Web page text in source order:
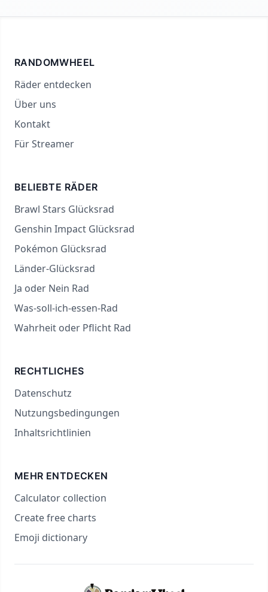
RANDOMWHEEL
Räder entdecken
Über uns
Kontakt
Für Streamer
BELIEBTE RÄDER
Brawl Stars Glücksrad
Genshin Impact Glücksrad
Pokémon Glücksrad
Länder-Glücksrad
Ja oder Nein Rad
Was-soll-ich-essen-Rad
Wahrheit oder Pflicht Rad
RECHTLICHES
Datenschutz
Nutzungsbedingungen
Inhaltsrichtlinien
MEHR ENTDECKEN
Calculator collection
Create free charts
Emoji dictionary